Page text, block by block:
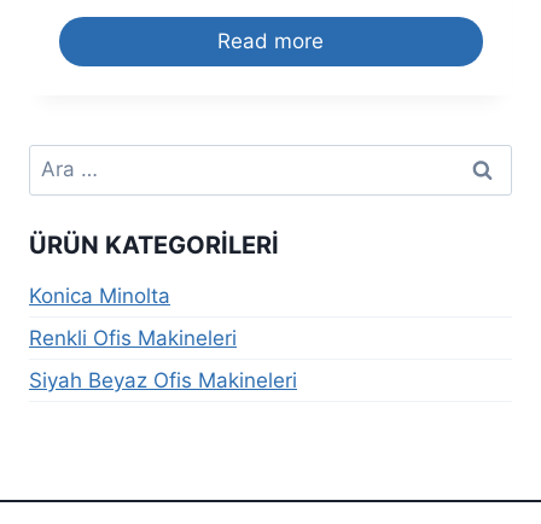
Read more
Arama:
ÜRÜN KATEGORILERI
Konica Minolta
Renkli Ofis Makineleri
Siyah Beyaz Ofis Makineleri